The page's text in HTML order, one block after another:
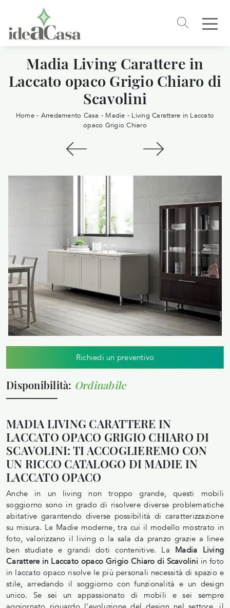
Madia Living Carattere in
Laccato opaco Grigio Chiaro di
Scavolini
Home- Arredamento Casa - Madie - Living Carattere in Laccato
opaco Grigio Chiaro
Richiedi un preventivo
Disponibilità: Ordinabile
MADIA LIVING CARATTERE IN
LACCATO OPACO GRIGIO CHIARO DI
SCAVOLINI: TI ACCOGLIEREMO CON
UN RICCO CATALOGO DI MADIE IN
LACCATO OPACO
Anche in un living non troppo grande, questi mobili
soggiorno sono in grado di risolvere diverse problematiche
abitative garantendo diverse possibilità di caratterizzazione
su misura. Le Madie moderne, tra cui il modello mostrato in
foto, valorizzano il living o la sala da pranzo grazie a linee
ben studiate e grandi doti contenitive. La Madia Living
Carattere in Laccato opaco Grigio Chiaro di Scavolini in foto
in laccato opaco risolve le più personali necessità di spazio e
stile, arredando il soggiorno con funzionalità e un design
unico. Se sei un appassionato di mobili e sei sempre